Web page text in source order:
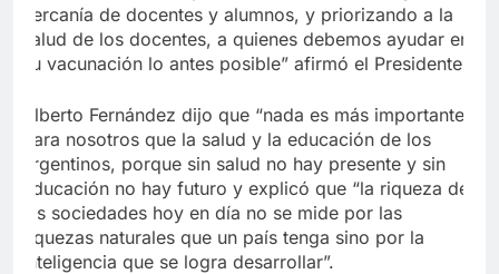
cercanía de docentes y alumnos, y priorizando a la
salud de los docentes, a quienes debemos ayudar en
su vacunación lo antes posible” afirmó el Presidente.
Alberto Fernández dijo que “nada es más importante
para nosotros que la salud y la educación de los
argentinos, porque sin salud no hay presente y sin
educación no hay futuro y explicó que “la riqueza de
las sociedades hoy en día no se mide por las
riquezas naturales que un país tenga sino por la
inteligencia que se logra desarrollar”.